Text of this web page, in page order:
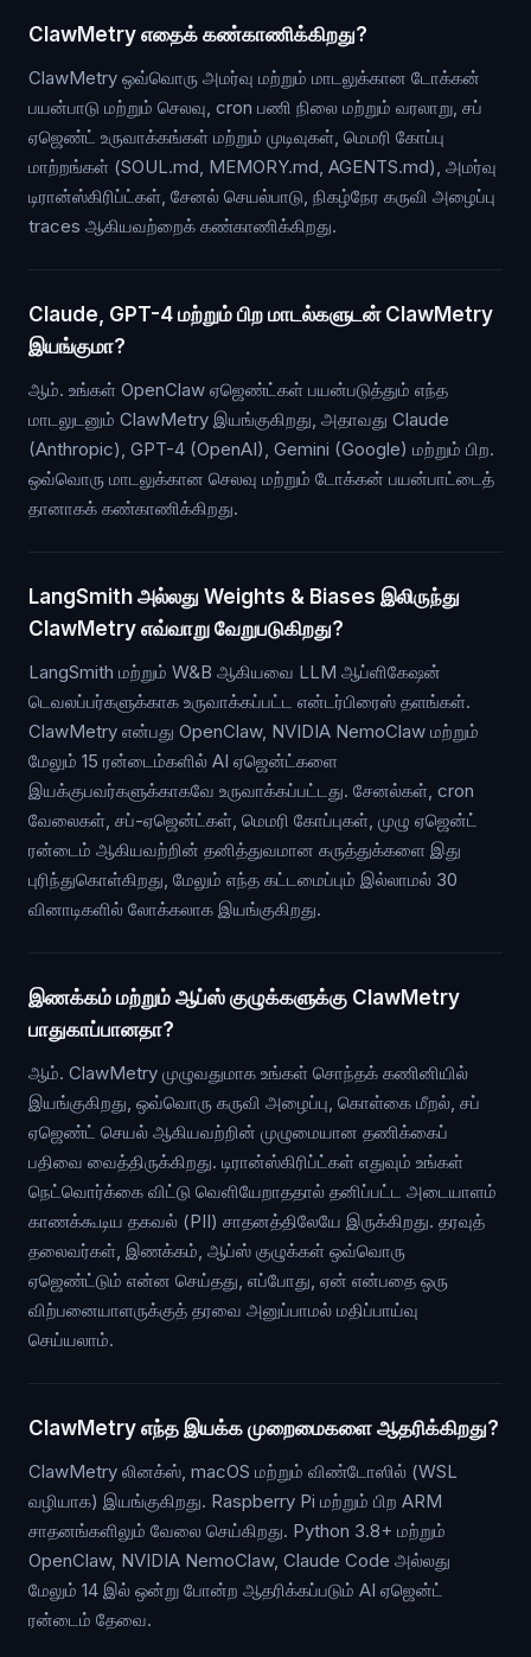
ClawMetry எதைக் கண்காணிக்கிறது?
ClawMetry ஒவ்வொரு அமர்வு மற்றும் மாடலுக்கான டோக்கன்
பயன்பாடு மற்றும் செலவு, cron பணி நிலை மற்றும் வரலாறு, சப்
ஏஜெண்ட் உருவாக்கங்கள் மற்றும் முடிவுகள், மெமரி கோப்பு
மாற்றங்கள் (SOUL.md, MEMORY.md, AGENTS.md), அமர்வு
டிரான்ஸ்கிரிப்ட்கள், சேனல் செயல்பாடு, நிகழ்நேர கருவி அழைப்பு
traces ஆகியவற்றைக் கண்காணிக்கிறது.
Claude, GPT-4 மற்றும் பிற மாடல்களுடன் ClawMetry
இயங்குமா?
ஆம். உங்கள் OpenClaw ஏஜெண்ட்கள் பயன்படுத்தும் எந்த
மாடலுடனும் ClawMetry இயங்குகிறது, அதாவது Claude
(Anthropic), GPT-4 (OpenAI), Gemini (Google) மற்றும் பிற.
ஒவ்வொரு மாடலுக்கான செலவு மற்றும் டோக்கன் பயன்பாட்டைத்
தானாகக் கண்காணிக்கிறது.
LangSmith அல்லது Weights & Biases இலிருந்து
ClawMetry எவ்வாறு வேறுபடுகிறது?
LangSmith மற்றும் W&B ஆகியவை LLM ஆப்ளிகேஷன்
டெவலப்பர்களுக்காக உருவாக்கப்பட்ட என்டர்பிரைஸ் தளங்கள்.
ClawMetry என்பது OpenClaw, NVIDIA NemoClaw மற்றும்
மேலும் 15 ரன்டைம்களில் AI ஏஜென்ட்களை
இயக்குபவர்களுக்காகவே உருவாக்கப்பட்டது. சேனல்கள், cron
வேலைகள், சப்-ஏஜென்ட்கள், மெமரி கோப்புகள், முழு ஏஜென்ட்
ரன்டைம் ஆகியவற்றின் தனித்துவமான கருத்துக்களை இது
புரிந்துகொள்கிறது, மேலும் எந்த கட்டமைப்பும் இல்லாமல் 30
வினாடிகளில் லோக்கலாக இயங்குகிறது.
இணக்கம் மற்றும் ஆப்ஸ் குழுக்களுக்கு ClawMetry
பாதுகாப்பானதா?
ஆம். ClawMetry முழுவதுமாக உங்கள் சொந்தக் கணினியில்
இயங்குகிறது, ஒவ்வொரு கருவி அழைப்பு, கொள்கை மீறல், சப்
ஏஜெண்ட் செயல் ஆகியவற்றின் முழுமையான தணிக்கைப்
பதிவை வைத்திருக்கிறது. டிரான்ஸ்கிரிப்ட்கள் எதுவும் உங்கள்
நெட்வொர்க்கை விட்டு வெளியேறாததால் தனிப்பட்ட அடையாளம்
காணக்கூடிய தகவல் (PII) சாதனத்திலேயே இருக்கிறது. தரவுத்
தலைவர்கள், இணக்கம், ஆப்ஸ் குழுக்கள் ஒவ்வொரு
ஏஜெண்ட்டும் என்ன செய்தது, எப்போது, ஏன் என்பதை ஒரு
விற்பனையாளருக்குத் தரவை அனுப்பாமல் மதிப்பாய்வு
செய்யலாம்.
ClawMetry எந்த இயக்க முறைமைகளை ஆதரிக்கிறது?
ClawMetry லினக்ஸ், macOS மற்றும் விண்டோஸில் (WSL
வழியாக) இயங்குகிறது. Raspberry Pi மற்றும் பிற ARM
சாதனங்களிலும் வேலை செய்கிறது. Python 3.8+ மற்றும்
OpenClaw, NVIDIA NemoClaw, Claude Code அல்லது
மேலும் 14 இல் ஒன்று போன்ற ஆதரிக்கப்படும் AI ஏஜென்ட்
ரன்டைம் தேவை.